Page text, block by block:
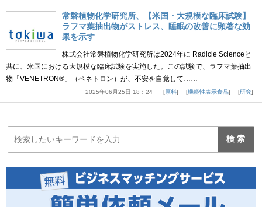
常磐植物化学研究所、【米国・大規模な臨床試験】
ラフマ葉抽出物がストレス、睡眠の改善に顕著な効
果を示す
株式会社常磐植物化学研究所は2024年に Radicle Scienceと
共に、米国における大規模な臨床試験を実施した。この試験で、ラフマ葉抽出
物「VENETRON®」（ベネトロン）が、不安を自覚して……
2025年06月25日 18：24 原料 機能性表示食品 研究